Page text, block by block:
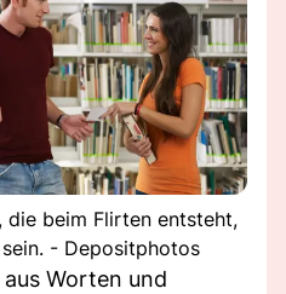
die beim Flirten entsteht,
- Depositphotos
Worten und